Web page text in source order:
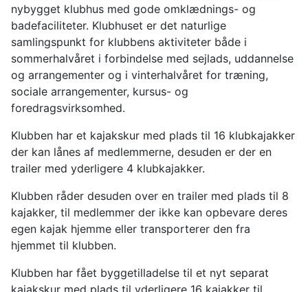
nybygget klubhus med gode omklædnings- og
badefaciliteter. Klubhuset er det naturlige
samlingspunkt for klubbens aktiviteter både i
sommerhalvåret i forbindelse med sejlads, uddannelse
og arrangementer og i vinterhalvåret for træning,
sociale arrangementer, kursus- og
foredragsvirksomhed.
Klubben har et kajakskur med plads til 16 klubkajakker
der kan lånes af medlemmerne, desuden er der en
trailer med yderligere 4 klubkajakker.
Klubben råder desuden over en trailer med plads til 8
kajakker, til medlemmer der ikke kan opbevare deres
egen kajak hjemme eller transporterer den fra
hjemmet til klubben.
Klubben har fået byggetilladelse til et nyt separat
kajakskur med plads til yderligere 16 kajakker til